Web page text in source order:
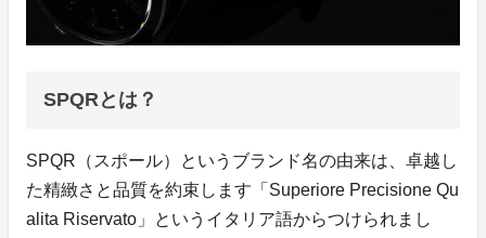
SPQRとは？
SPQR（スポール）というブランド名の由来は、卓越し
た精緻さと品質を約束します「Superiore Precisione Qu
alita Riservato」というイタリア語からつけられまし